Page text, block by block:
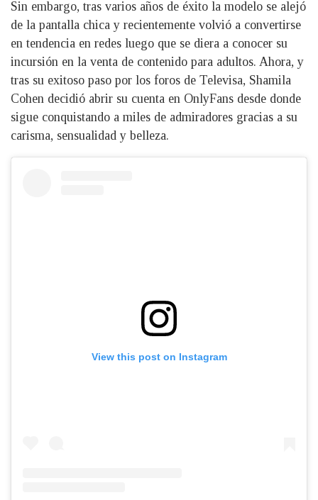
Sin embargo, tras varios años de éxito la modelo se alejó
de la pantalla chica y recientemente volvió a convertirse
en tendencia en redes luego que se diera a conocer su
incursión en la venta de contenido para adultos. Ahora, y
tras su exitoso paso por los foros de Televisa, Shamila
Cohen decidió abrir su cuenta en OnlyFans desde donde
sigue conquistando a miles de admiradores gracias a su
carisma, sensualidad y belleza.
View this post on Instagram